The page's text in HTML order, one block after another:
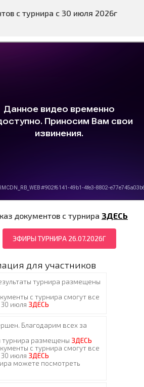
с турнира с 30 июля 2026г
документов с турнира ЗДЕСЬ
ЭФИРЫ ТУРНИРА 26.07.2026Г
для участников